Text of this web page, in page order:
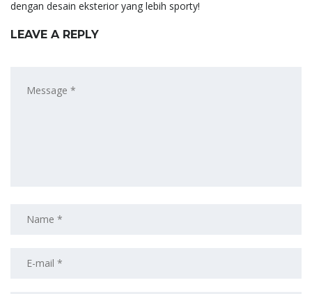
dengan desain eksterior yang lebih sporty!
LEAVE A REPLY